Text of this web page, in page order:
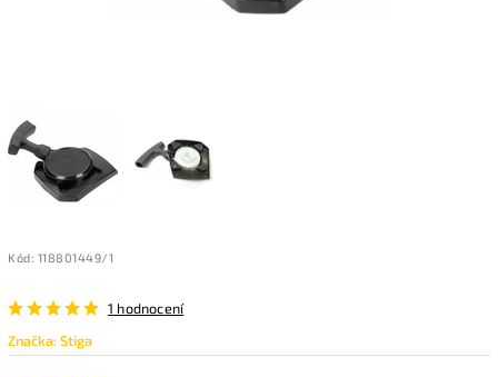
Kód: 118801449/1
1 hodnocení
Značka:Stiga